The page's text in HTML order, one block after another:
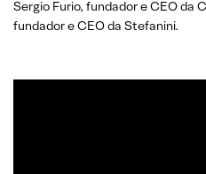
Sergio Furio, fundador e CEO da
fundador e CEO da Stefanini.